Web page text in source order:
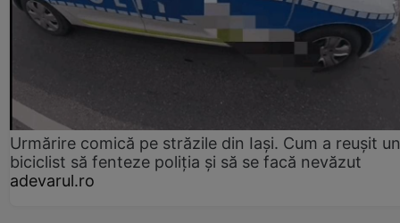
Urmărire comică pe străzile din Iași. Cum a reușit un
biciclist să fenteze poliția și să se facă nevăzut
adevarul.ro